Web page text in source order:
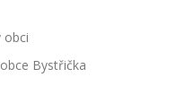
obci
Bystřička